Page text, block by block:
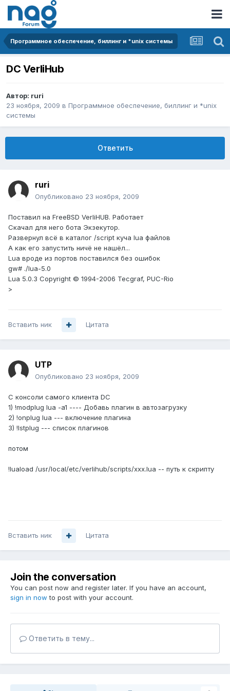
Программное обеспечение, биллинг и *unix системы
DC VerliHub
Автор: ruri
23 ноября, 2009 в Программное обеспечение, биллинг и *unix
системы
Ответить
ruri
Опубликовано 23 ноября, 2009
Поставил на FreeBSD VerliHUB. Работает
Скачал для него бота Экзекутор.
Развернул всё в каталог /script куча lua файлов
А как его запустить ничё не нашёл...
Lua вроде из портов поставился без ошибок
gw# ./lua-5.0
Lua 5.0.3 Copyright © 1994-2006 Tecgraf, PUC-Rio
>
Вставить ник Цитата
UTP
Опубликовано 23 ноября, 2009
С консоли самого клиента DC
1) !modplug lua -a1 ---- Добавь плагин в автозагрузку
2) !onplug lua --- включение плагина
3) !lstplug --- список плагинов
потом
!luaload /usr/local/etc/verlihub/scripts/xxx.lua -- путь к скрипту
Вставить ник Цитата
Join the conversation
You can post now and register later. If you have an account,
sign in now to post with your account.
Ответить в тему...